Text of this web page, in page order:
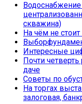
скважина)
На чём не
Интересные
Почти
даче
Советы по
На торгах
залоговая,